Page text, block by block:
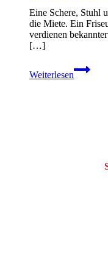
Eine Schere, Stuhl
die Miete. Ein
verdienen
[…]
Weiterlesen–